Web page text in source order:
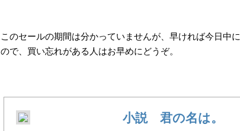
このセールの期間は分かっていませんが、早ければ今日中
ので、買い忘れがある人はお早めにどうぞ。
小説 君の名は。